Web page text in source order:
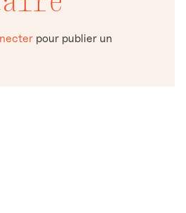
pour publier un